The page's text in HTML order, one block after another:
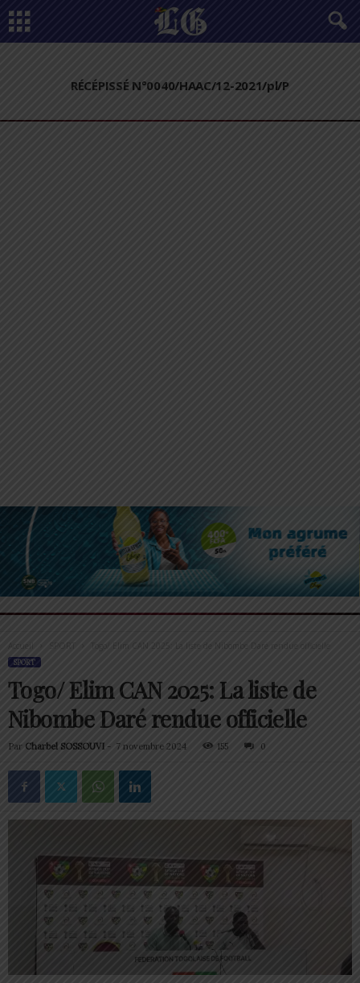
RÉCÉPISSÉ N°0040/HAAC/12-2021/pl/P
Accueil Togo/ Elim CAN 2025: La liste de Nibombe Daré rendue officielle
SPORT
Togo/ Elim CAN 2025: La liste de
Nibombe Daré rendue officielle
Par Charbel SOSSOUVI - 7 novembre 2024 155 0